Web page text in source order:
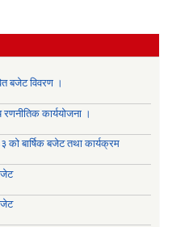
बजेट विवरण ।
कार्ययोजना ।
को बार्षिक बजेट तथा कार्यक्रम